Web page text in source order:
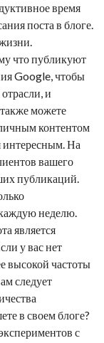
время
поста в блоге.
что публикуют
Google, чтобы
и
можете
контентом
интересным. На
вашего
публикаций.
неделю.
является
у вас нет
высокой частоты
следует
в своем блоге?
с